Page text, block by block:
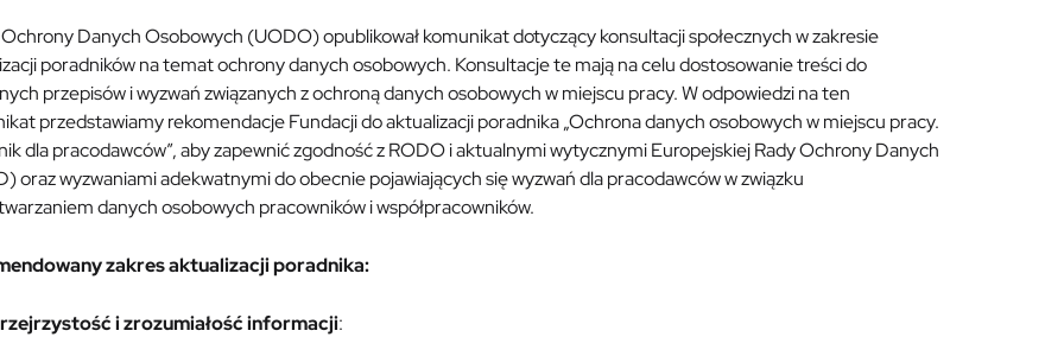
Danych Osobowych (UODO) opublikował komunikat dotyczący konsultacji społecznych w zakresie
poradników na temat ochrony danych osobowych. Konsultacje te mają na celu dostosowanie treści do
przepisów i wyzwań związanych z ochroną danych osobowych w miejscu pracy. W odpowiedzi na ten
przedstawiamy rekomendacje Fundacji do aktualizacji poradnika „Ochrona danych osobowych w miejscu pracy.
dla pracodawców”, aby zapewnić zgodność z RODO i aktualnymi wytycznymi Europejskiej Rady Ochrony Danych
oraz wyzwaniami adekwatnymi do obecnie pojawiających się wyzwań dla pracodawców w związku
danych osobowych pracowników i współpracowników.
zakres aktualizacji poradnika:
i zrozumiałość informacji: